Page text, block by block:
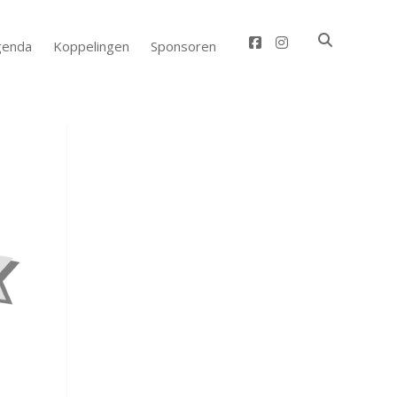
Koppelingen Sponsoren facebook
instagram